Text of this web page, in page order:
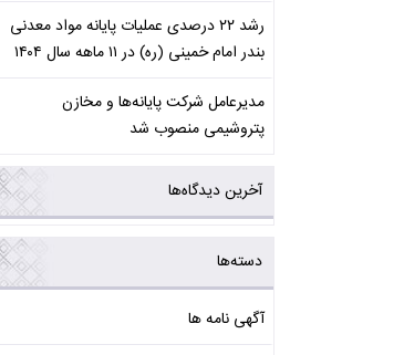
رشد ۲۲ درصدی عملیات پایانه مواد معدنی
بندر امام خمینی (ره) در ۱۱ ماهه سال ۱۴۰۴
مدیرعامل شرکت پایانه‌ها و مخازن
پتروشیمی منصوب شد
آخرین دیدگاه‌ها
دسته‌ها
آگهی نامه ها